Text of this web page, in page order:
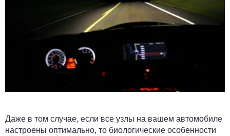
Даже в том случае, если все узлы на вашем автомобиле
настроены оптимально, то биологические особенности